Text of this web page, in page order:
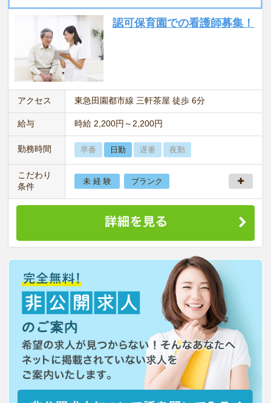
認可保育園での看護師募集！
アクセス 東急田園都市線 三軒茶屋 徒歩 6分
給与 時給 2,200円～2,200円
勤務時間 早番 日勤 遅番 夜勤
こだわり
条件
未 経 験 ブランク